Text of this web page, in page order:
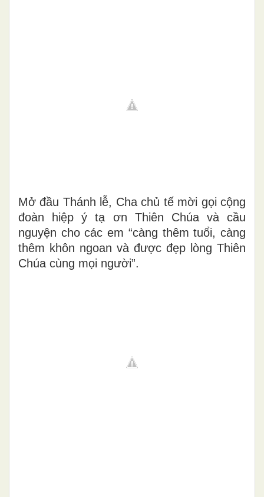
Mở đầu Thánh lễ, Cha chủ tế mời gọi cộng
đoàn hiệp ý tạ ơn Thiên Chúa và cầu
nguyện cho các em “càng thêm tuổi, càng
thêm khôn ngoan và được đẹp lòng Thiên
Chúa cùng mọi người”.